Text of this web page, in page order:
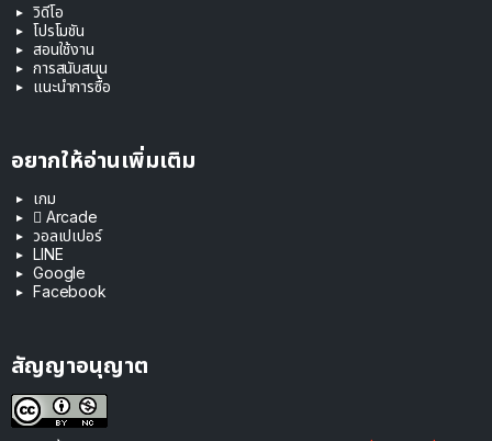
วิดีโอ
โปรโมชัน
สอนใช้งาน
การสนับสนุน
แนะนำการซื้อ
อยากให้อ่านเพิ่มเติม
เกม
 Arcade
วอลเปเปอร์
LINE
Google
Facebook
สัญญาอนุญาต